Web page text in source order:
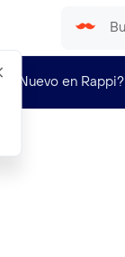
¿Nuevo en Rappi?